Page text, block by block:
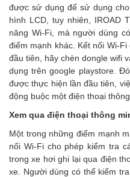
được sử dụng để sử dụng
hình LCD, tuy nhiên, IROAD
năng Wi-Fi, mà người dùng
điểm mạnh khác. Kết nối Wi-
đầu tiên, hãy chèn dongle wifi
dụng trên google playstore.
được thực hiện lần đầu tiên,
động buộc một điện thoại
Xem qua điện thoại thông
Một trong những điểm mạnh
nối Wi-Fi cho phép kiểm tra
trong xe hơi ghi lại qua điện
xe. Người dùng có thể kiểm